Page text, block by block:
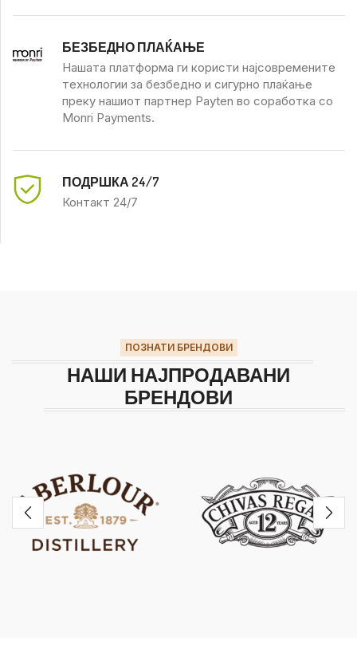
БЕЗБЕДНО ПЛАЌАЊЕ
Нашата платформа ги користи најсовремените
технологии за безбедно и сигурно плаќање
преку нашиот партнер Payten во соработка со
Monri Payments.
ПОДРШКА 24/7
Контакт 24/7
ПОЗНАТИ БРЕНДОВИ
НАШИ НАЈПРОДАВАНИ
БРЕНДОВИ